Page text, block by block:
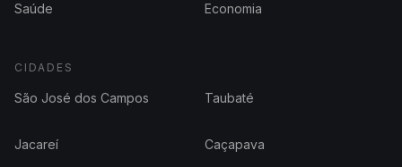
Saúde Economia
CIDADES
São José dos Campos Taubaté
Jacareí Caçapava